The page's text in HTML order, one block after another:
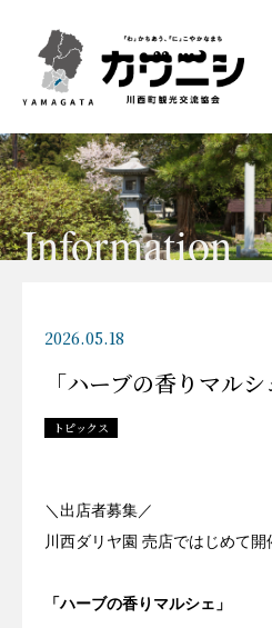
Information
2026.05.18
「ハーブの香りマル
トピックス
＼出店者募集／
川西ダリヤ園 売店ではじめて開
「ハーブの香りマルシェ」